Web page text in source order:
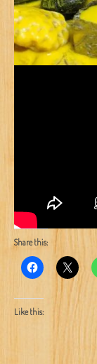
Share this:
Like this: